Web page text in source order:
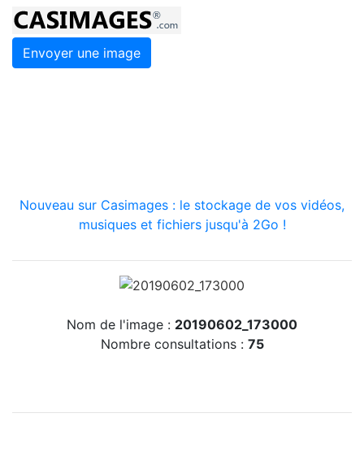
Envoyer une image
Nouveau sur Casimages : le stockage de vos vidéos,
musiques et fichiers jusqu'à 2Go !
Nom de l'image : 20190602_173000
Nombre consultations : 75